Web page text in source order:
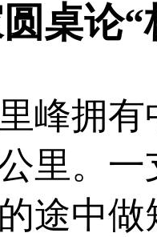
桌论“
峰拥
里。
途中